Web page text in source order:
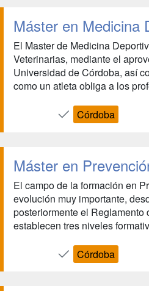
Máster en Medicina
El Master de Medicina
Veterinarias, mediante el
Universidad de Córdoba, así
como un atleta obliga a los
Córdoba
Máster en
El campo de la formación en
evolución muy importante,
posteriormente el
establecen tres niveles
Córdoba